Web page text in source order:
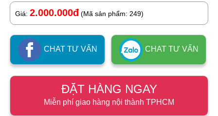
Giá: 2.000.000đ (Mã sản phẩm: 249)
CHAT TƯ VẤN CHAT TƯ VẤN
ĐẶT HÀNG NGAY
Miễn phí giao hàng nội thành TPHCM